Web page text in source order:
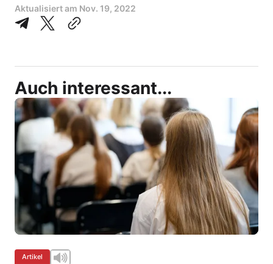
Aktualisiert am Nov. 19, 2022
Auch interessant...
Artikel